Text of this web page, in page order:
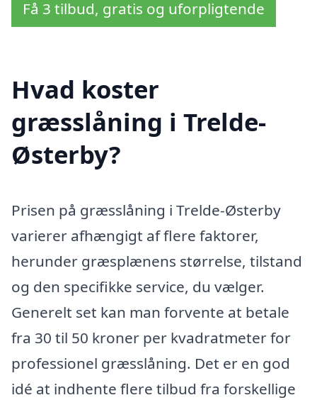
Få 3 tilbud, gratis og uforpligtende
Hvad koster
græsslåning i Trelde-
Østerby?
Prisen på græsslåning i Trelde-Østerby
varierer afhængigt af flere faktorer,
herunder græsplænens størrelse, tilstand
og den specifikke service, du vælger.
Generelt set kan man forvente at betale
fra 30 til 50 kroner per kvadratmeter for
professionel græsslåning. Det er en god
idé at indhente flere tilbud fra forskellige